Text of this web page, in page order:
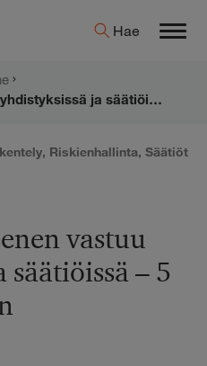
Hae
Hallituksen jäsenen vastuu yhdistyksissä ja säätiöissä – 5 vinkkiä vastuun rajoittamiseen
, Riskienhallinta,Säätiöt
vastuu
säätiöissä – 5